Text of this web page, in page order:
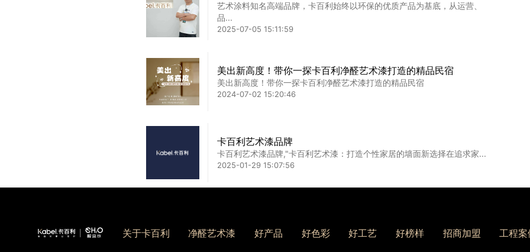
装修必看！这4款艺术涂料火遍小红书，实用又有质感
这类艺术涂料表面呈现轻哑的蛋壳光泽，手感顺滑，视觉柔和。常见的纹
理...
有一说一，艺术涂料比墙纸墙布的质感高级多了！
在墙面装修之前，我的脑海里能够蹦出来的词，也就墙纸、墙布、乳胶漆
艺术涂料知名高端品牌，卡百利始终以环保的优质产品为基底，从运营、
品...
2025-07-05 15:11:59
美出新高度！带你一探卡百利净醛艺术漆打造的精品民宿
美出新高度！带你一探卡百利净醛艺术漆打造的精品民宿
2024-07-02 15:20:46
卡百利艺术漆品牌
卡百利艺术漆品牌,"卡百利艺术漆：打造个性家居的墙面新选择在追求家...
2025-01-29 15:07:56
2025-04-30 08:51:46
关于卡百利 净醛艺术漆 好产品 好色彩 好工艺 好榜样 招商加盟 工程案